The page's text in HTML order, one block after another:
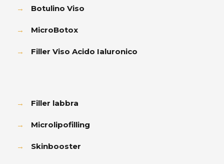
→ Botulino Viso
→ MicroBotox
→ Filler Viso Acido Ialuronico
→ Filler labbra
→ Microlipofilling
→ Skinbooster